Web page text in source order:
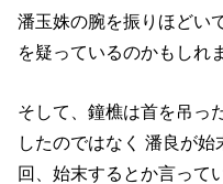
潘玉姝の腕を振りほどい
を疑っているのかもしれ
そして、鐘樵は首を吊っ
したのではなく 潘良が
回、始末するとか言って